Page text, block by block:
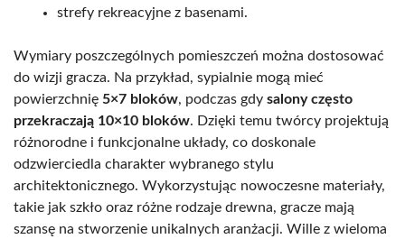
strefy rekreacyjne z basenami.
Wymiary poszczególnych pomieszczeń można dostosować
do wizji gracza. Na przykład, sypialnie mogą mieć
powierzchnię 5×7 bloków, podczas gdy salony często
przekraczają 10×10 bloków. Dzięki temu twórcy projektują
różnorodne i funkcjonalne układy, co doskonale
odzwierciedla charakter wybranego stylu
architektonicznego. Wykorzystując nowoczesne materiały,
takie jak szkło oraz różne rodzaje drewna, gracze mają
szansę na stworzenie unikalnych aranżacji. Wille z wieloma